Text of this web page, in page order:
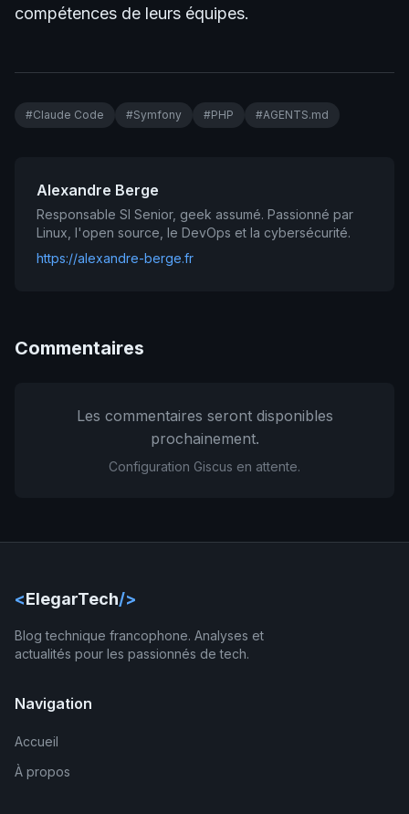
compétences de leurs équipes.
#Claude Code #Symfony #PHP #AGENTS.md
Alexandre Berge
Responsable SI Senior, geek assumé. Passionné par
Linux, l'open source, le DevOps et la cybersécurité.
https://alexandre-berge.fr
Commentaires
Les commentaires seront disponibles
prochainement.
Configuration Giscus en attente.
<ElegarTech/>
Blog technique francophone. Analyses et
actualités pour les passionnés de tech.
Navigation
Accueil
À propos